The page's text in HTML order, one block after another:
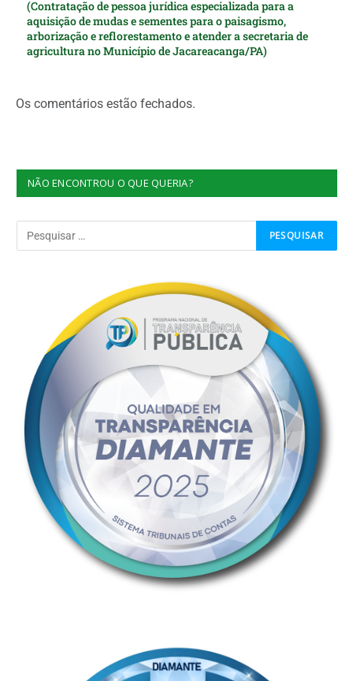
(Contratação de pessoa jurídica especializada para a
aquisição de mudas e sementes para o paisagismo,
arborização e reflorestamento e atender a secretaria de
agricultura no Município de Jacareacanga/PA)
Os comentários estão fechados.
NÃO ENCONTROU O QUE QUERIA?